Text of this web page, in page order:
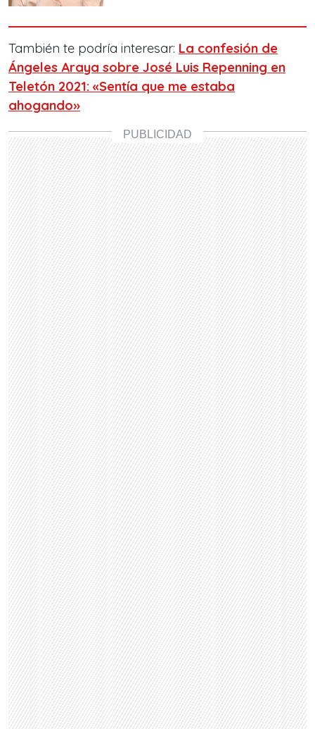
También te podría interesar: La confesión de
Ángeles Araya sobre José Luis Repenning en
Teletón 2021: «Sentía que me estaba
ahogando»